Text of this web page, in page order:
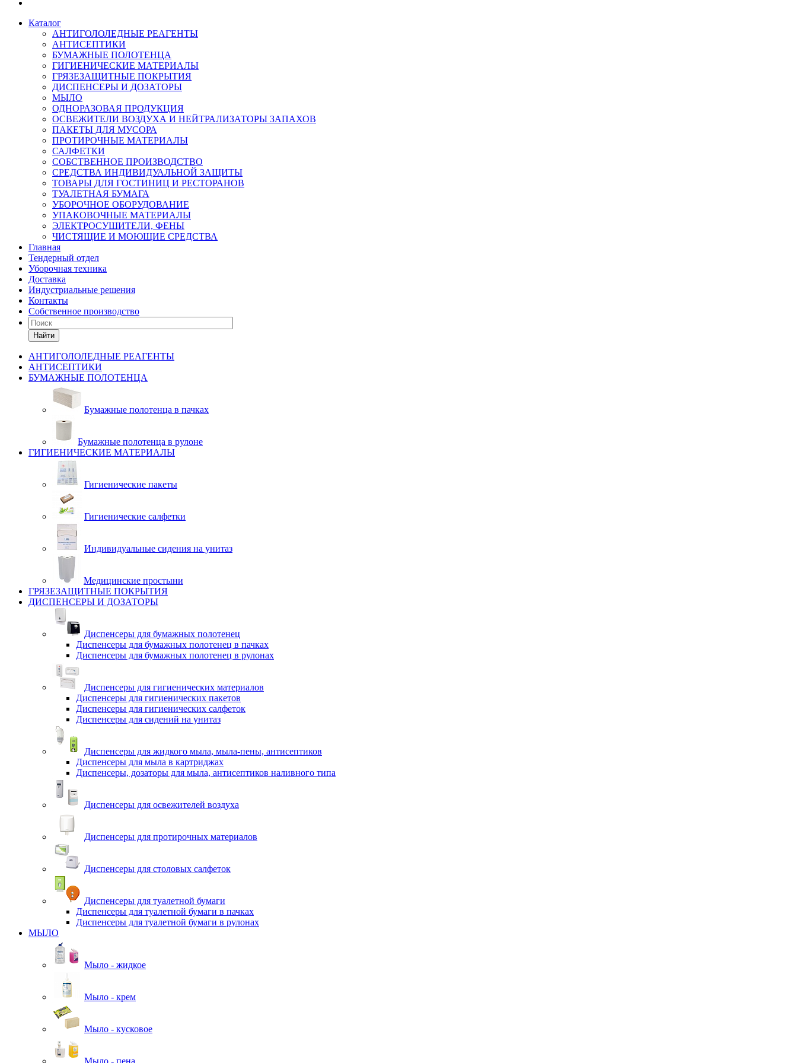
Каталог
АНТИГОЛОЛЕДНЫЕ РЕАГЕНТЫ
АНТИСЕПТИКИ
БУМАЖНЫЕ ПОЛОТЕНЦА
ГИГИЕНИЧЕСКИЕ МАТЕРИАЛЫ
ГРЯЗЕЗАЩИТНЫЕ ПОКРЫТИЯ
ДИСПЕНСЕРЫ И ДОЗАТОРЫ
МЫЛО
ОДНОРАЗОВАЯ ПРОДУКЦИЯ
ОСВЕЖИТЕЛИ ВОЗДУХА И НЕЙТРАЛИЗАТОРЫ ЗАПАХОВ
ПАКЕТЫ ДЛЯ МУСОРА
ПРОТИРОЧНЫЕ МАТЕРИАЛЫ
САЛФЕТКИ
СОБСТВЕННОЕ ПРОИЗВОДСТВО
СРЕДСТВА ИНДИВИДУАЛЬНОЙ ЗАЩИТЫ
ТОВАРЫ ДЛЯ ГОСТИНИЦ И РЕСТОРАНОВ
ТУАЛЕТНАЯ БУМАГА
УБОРОЧНОЕ ОБОРУДОВАНИЕ
УПАКОВОЧНЫЕ МАТЕРИАЛЫ
ЭЛЕКТРОСУШИТЕЛИ, ФЕНЫ
ЧИСТЯЩИЕ И МОЮЩИЕ СРЕДСТВА
Главная
Тендерный отдел
Уборочная техника
Доставка
Индустриальные решения
Контакты
Собственное производство
Найти
АНТИГОЛОЛЕДНЫЕ РЕАГЕНТЫ
АНТИСЕПТИКИ
БУМАЖНЫЕ ПОЛОТЕНЦА
Бумажные полотенца в пачках
Бумажные полотенца в рулоне
ГИГИЕНИЧЕСКИЕ МАТЕРИАЛЫ
Гигиенические пакеты
Гигиенические салфетки
Индивидуальные сидения на унитаз
Медицинские простыни
ГРЯЗЕЗАЩИТНЫЕ ПОКРЫТИЯ
ДИСПЕНСЕРЫ И ДОЗАТОРЫ
Диспенсеры для бумажных полотенец
Диспенсеры для бумажных полотенец в пачках
Диспенсеры для бумажных полотенец в рулонах
Диспенсеры для гигиенических материалов
Диспенсеры для гигиенических пакетов
Диспенсеры для гигиенических салфеток
Диспенсеры для сидений на унитаз
Диспенсеры для жидкого мыла, мыла-пены, антисептиков
Диспенсеры для мыла в картриджах
Диспенсеры, дозаторы для мыла, антисептиков наливного типа
Диспенсеры для освежителей воздуха
Диспенсеры для протирочных материалов
Диспенсеры для столовых салфеток
Диспенсеры для туалетной бумаги
Диспенсеры для туалетной бумаги в пачках
Диспенсеры для туалетной бумаги в рулонах
МЫЛО
Мыло - жидкое
Мыло - крем
Мыло - кусковое
Мыло - пена